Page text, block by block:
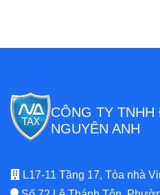
CÔNG TY
NGUYÊN ANH
L17-11 Tầng 17, Tòa nhà